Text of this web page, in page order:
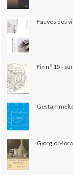
Fauves des
Fin n° 15 -
Giorgio